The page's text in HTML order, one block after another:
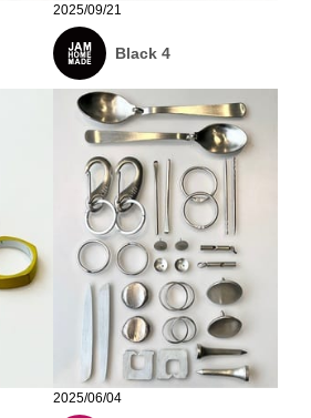
2025/09/21
Black 4
2025/06/04